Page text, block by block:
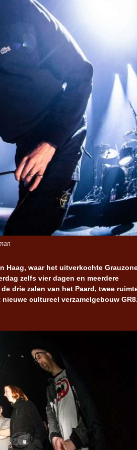
Haag, waar het uitverkochte
zelfs vier dagen en meerdere
drie zalen van het Paard, twee
cultureel verzamelgebouw GR8.
Iron Jinn doopt vers epos
Futurist en munt Reich and
Roll-stijl